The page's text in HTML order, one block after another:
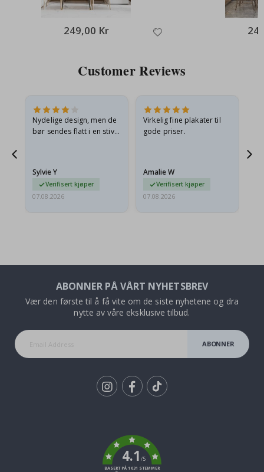
249,00 Kr
Customer Reviews
Nydelige design, men de
bør sendes flatt i en stiv
Sylvie Y
Verifisert kjøper
07.08.2026
Virkelig fine plakater til
gode priser.
Amalie W
Verifisert kjøper
07.08.2026
ABONNER PÅ VÅRT NYHETSBREV
Vær den første til å få vite om de siste nyhetene og dra
nytte av våre eksklusive tilbud.
ABONNER
4.1/5
BASERT PÅ 1031 STEMMER